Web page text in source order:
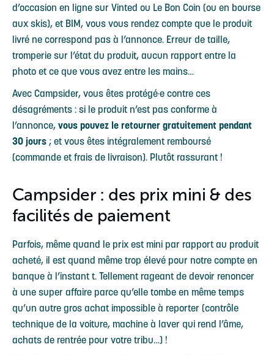
d’occasion en ligne sur Vinted ou Le Bon Coin (ou en bourse
aux skis), et BIM, vous vous rendez compte que le produit
livré ne correspond pas à l’annonce. Erreur de taille,
tromperie sur l’état du produit, aucun rapport entre la
photo et ce que vous avez entre les mains…
Avec Campsider, vous êtes protégé·e contre ces
désagréments : si le produit n’est pas conforme à
l’annonce, vous pouvez le retourner gratuitement pendant
30 jours ; et vous êtes intégralement remboursé
(commande et frais de livraison). Plutôt rassurant !
Campsider : des prix mini & des
facilités de paiement
Parfois, même quand le prix est mini par rapport au produit
acheté, il est quand même trop élevé pour notre compte en
banque à l’instant t. Tellement rageant de devoir renoncer
à une super affaire parce qu’elle tombe en même temps
qu’un autre gros achat impossible à reporter (contrôle
technique de la voiture, machine à laver qui rend l’âme,
achats de rentrée pour votre tribu…) !